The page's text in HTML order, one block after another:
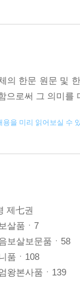
의 한문 원문 및
으로써 그 의미를
용을 미리 읽어보실 수
제七권
살품ㆍ7
보살보문품ㆍ58
품ㆍ108
왕본사품ㆍ139